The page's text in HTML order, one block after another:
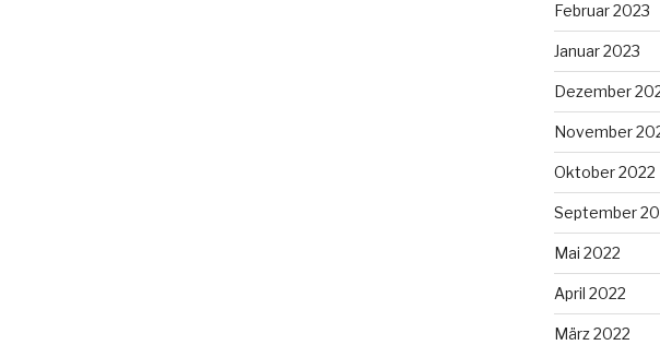
Februar 2023
Januar 2023
Dezember
November
Oktober 2022
September
Mai 2022
April 2022
März 2022